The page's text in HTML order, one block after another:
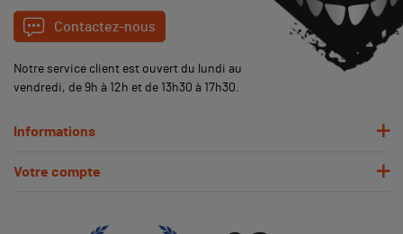
Contactez-nous
Notre service client est ouvert du lundi au
vendredi, de 9h à 12h et de 13h30 à 17h30.
Informations
Votre compte